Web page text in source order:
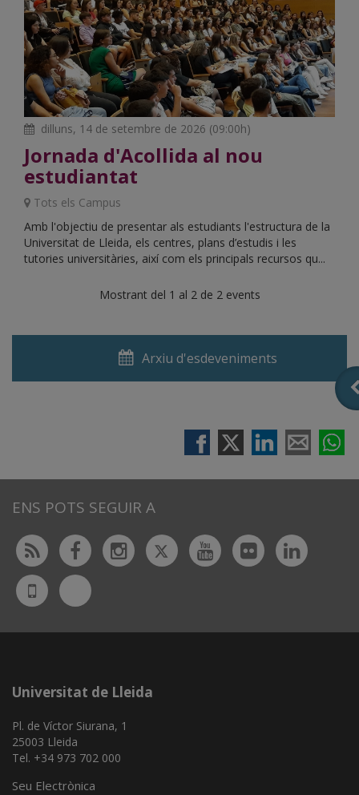
dilluns, 14 de setembre de 2026 (09:00h)
Jornada d'Acollida al nou
estudiantat
Lloc:
Tots els Campus
Amb l'objectiu de presentar als estudiants l'estructura de la
Universitat de Lleida, els centres, plans d’estudis i les
tutories universitàries, així com els principals recursos qu...
Mostrant del 1 al 2 de 2 events
Icona
Arxiu d'esdeveniments
ENS POTS SEGUIR A
Rss FacebookInstagram
TwitterYoutubeFlickr
UdL
App
Bluesky
Universitat de Lleida
Pl. de Víctor Siurana, 1
25003 Lleida
Tel. +34 973 702 000
Seu Electrònica